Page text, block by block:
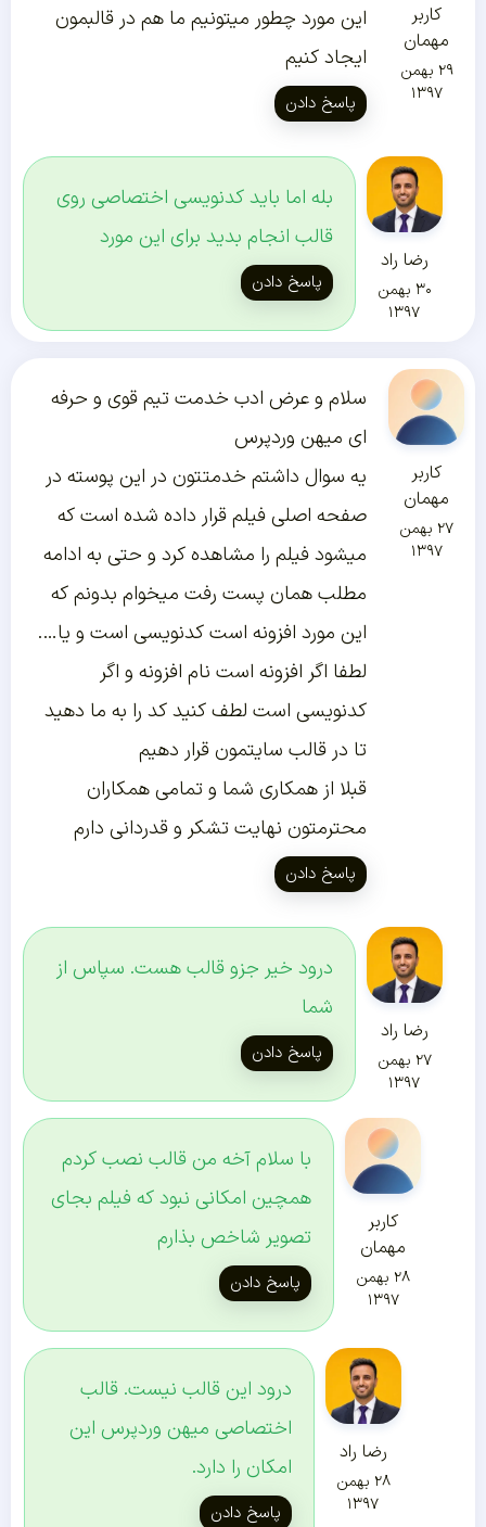
کاربر
مهمان
۲۹ بهمن
۱۳۹۷
این مورد چطور میتونیم ما هم در قالبمون
ایجاد کنیم
پاسخ دادن
رضا راد
۳۰ بهمن
۱۳۹۷
بله اما باید کدنویسی اختصاصی روی
قالب انجام بدید برای این مورد
پاسخ دادن
کاربر
مهمان
۲۷ بهمن
۱۳۹۷
سلام و عرض ادب خدمت تیم قوی و حرفه
ای میهن وردپرس
یه سوال داشتم خدمتتون در این پوسته در
صفحه اصلی فیلم قرار داده شده است که
میشود فیلم را مشاهده کرد و حتی به ادامه
مطلب همان پست رفت میخوام بدونم که
این مورد افزونه است کدنویسی است و یا….
لطفا اگر افزونه است نام افزونه و اگر
کدنویسی است لطف کنید کد را به ما دهید
تا در قالب سایتمون قرار دهیم
قبلا از همکاری شما و تمامی همکاران
محترمتون نهایت تشکر و قدردانی دارم
پاسخ دادن
رضا راد
۲۷ بهمن
۱۳۹۷
درود خیر جزو قالب هست. سپاس از
شما
پاسخ دادن
کاربر
مهمان
۲۸ بهمن
۱۳۹۷
با سلام آخه من قالب نصب کردم
همچین امکانی نبود که فیلم بجای
تصویر شاخص بذارم
پاسخ دادن
رضا راد
۲۸ بهمن
۱۳۹۷
درود این قالب نیست. قالب
اختصاصی میهن وردپرس این
امکان را دارد.
پاسخ دادن